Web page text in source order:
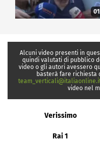
Alcuni video presenti in
quindi valutati di pubblico
video o gli autori avessero
basterà fare richiesta
video nel
Verissimo
Rai 1